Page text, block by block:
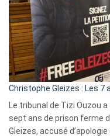
Christophe Gleizes : Les 7
Le tribunal de Tizi Ouzou
sept ans de prison ferme
Gleizes, accusé